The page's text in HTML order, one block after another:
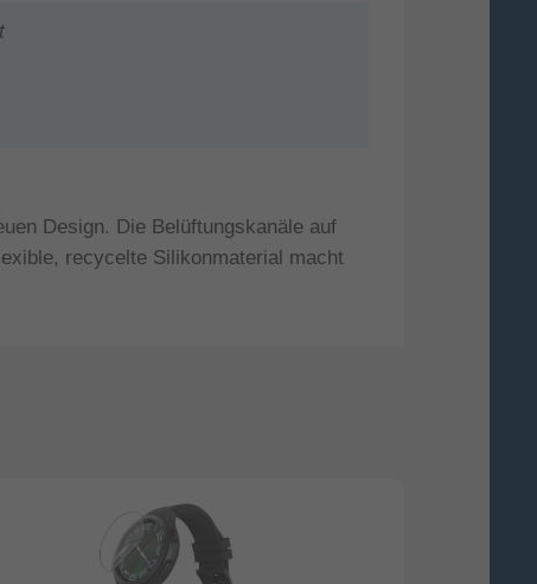
Design. Die Belüftungskanäle auf
recycelte Silikonmaterial macht